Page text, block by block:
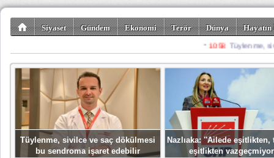
Siyaset Gündem Ekonomi Terör Dünya
Spor Misafir
Tüylenme, sivilce ve saç dökülmesi
bu sendroma işaret edebilir
Nazlıaka: ''Ailede eşitlikten,
eşitlikten